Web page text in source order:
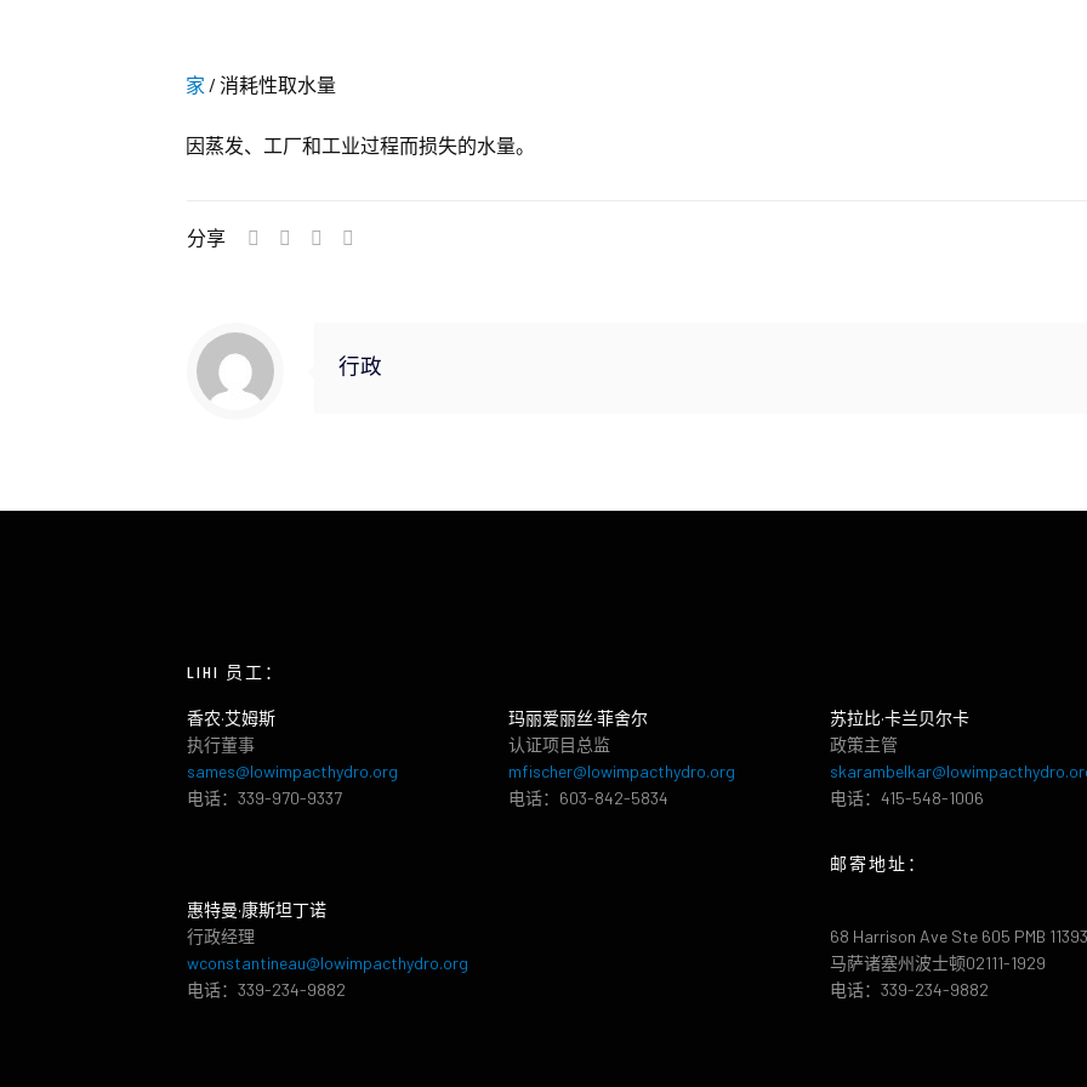
家 / 消耗性取水量
因蒸发、工厂和工业过程而损失的水量。
分享
行政
LIHI 员工：
香农·艾姆斯
执行董事
sames@lowimpacthydro.org
电话：339-970-9337
惠特曼·康斯坦丁诺
行政经理
wconstantineau@lowimpacthydro.org
电话：339-234-9882
玛丽爱丽丝·菲舍尔
认证项目总监
mfischer@lowimpacthydro.org
电话：603-842-5834
苏拉比·卡兰贝尔卡
政策主管
电话：415-548-1006
邮寄地址：
68 Harrison Ave Ste 605 PMB
马萨诸塞州波士顿02111-1929
电话：339-234-9882